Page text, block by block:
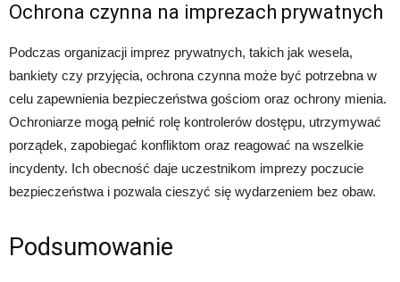
Ochrona czynna na imprezach prywatnych
Podczas organizacji imprez prywatnych, takich jak wesela,
bankiety czy przyjęcia, ochrona czynna może być potrzebna w
celu zapewnienia bezpieczeństwa gościom oraz ochrony mienia.
Ochroniarze mogą pełnić rolę kontrolerów dostępu, utrzymywać
porządek, zapobiegać konfliktom oraz reagować na wszelkie
incydenty. Ich obecność daje uczestnikom imprezy poczucie
bezpieczeństwa i pozwala cieszyć się wydarzeniem bez obaw.
Podsumowanie